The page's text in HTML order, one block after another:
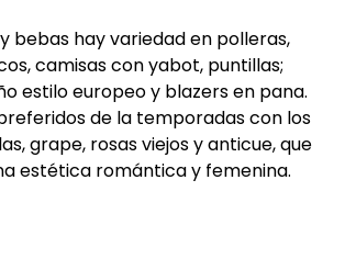
bebas hay variedad en polleras,
camisas con yabot, puntillas;
estilo europeo y blazers en pana.
de la temporadas con los
grape, rosas viejos y anticue, que
estética romántica y femenina.